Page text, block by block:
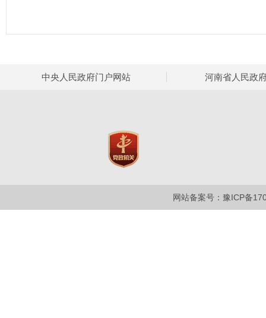
中央人民政府门户网站 河南省人民政
网站备案号：豫ICP备